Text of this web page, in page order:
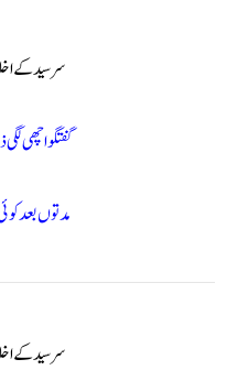
سر سید کے
گفتگو اچھی لگی
مدتوں بعد
سر سید کے